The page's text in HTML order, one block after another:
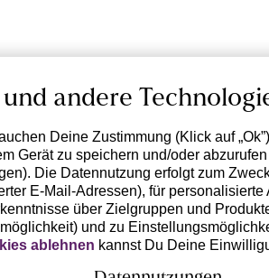
andere
Deine Zustimmung (Klick auf
Gerät zu speichern und/oder
Die Datennutzung erfolgt zum
E-Mail-Adressen), für
über Zielgruppen und
und zu
ablehnen kannst Du Deine